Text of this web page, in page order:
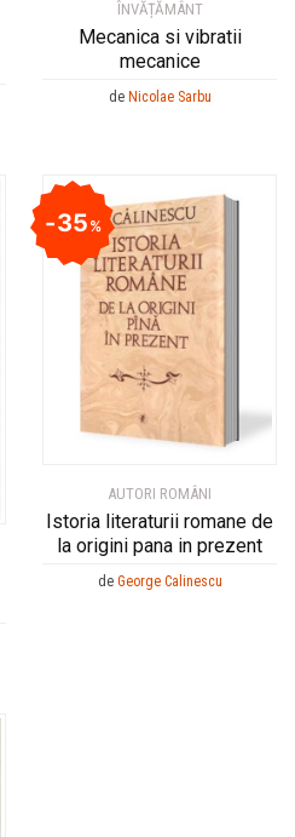
ÎNVĂȚĂMÂNT
Mecanica si vibratii
mecanice
de Nicolae Sarbu
AUTORI ROMÂNI
Istoria literaturii romane de
la origini pana in prezent
35%
de George Calinescu